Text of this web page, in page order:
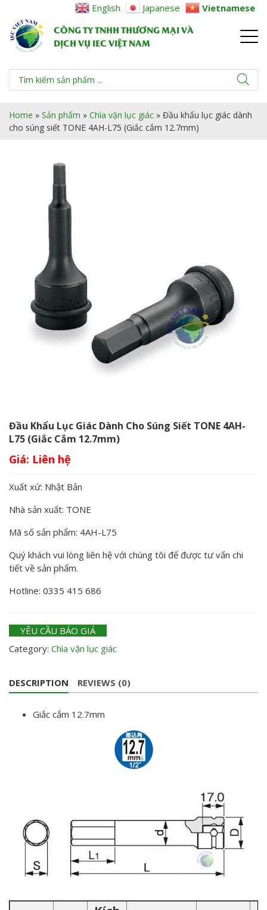
CÔNG TY TNHH THƯƠNG MẠI VÀ
DỊCH VỤ IEC VIỆT NAM
Home » Sản phẩm » Chìa vặn lục giác » Đầu khẩu lục giác dành
cho súng siết TONE 4AH-L75 (Giắc cắm 12.7mm)
Đầu Khẩu Lục Giác Dành Cho Súng Siết TONE 4AH-
L75 (Giắc Cắm 12.7mm)
Giá:
Xuất xứ: Nhật Bản
Nhà sản xuất: TONE
Mã số sản phẩm: 4AH-L75
Quý khách vui lòng liên hệ với chúng tôi để được tư vấn chi
tiết về sản phẩm.
Hotline: 0335 415 686
YÊU CẦU BÁO GIÁ
Category: Chìa vặn lục giác
DESCRIPTION REVIEWS (0)
Giắc cắm 12.7mm
English Japanese Vietnamese